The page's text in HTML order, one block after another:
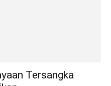
Tersangka